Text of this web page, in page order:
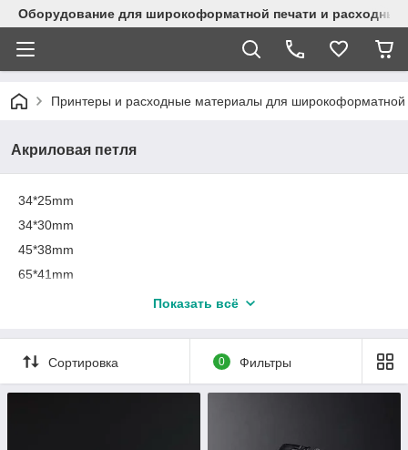
Оборудование для широкоформатной печати и
Принтеры и расходные материалы для широкоформатной
Акриловая петля
34*25mm
34*30mm
45*38mm
65*41mm
Показать всё
Сортировка 0 Фильтры